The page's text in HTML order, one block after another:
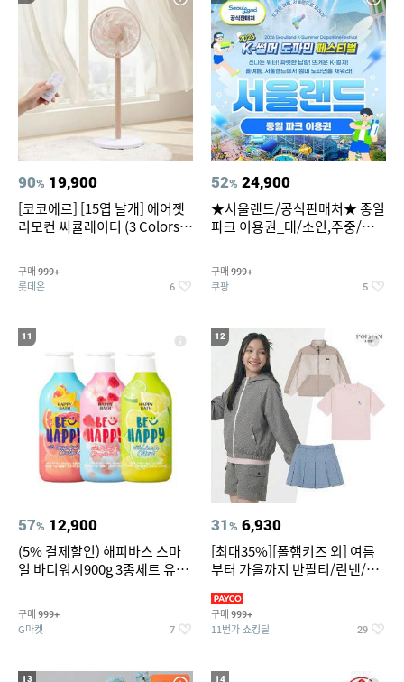
90% 19,900
[코코에르] [15엽 날개] 에어젯
리모컨 써큘레이터 (3 Colors
구매 999+
롯데온 6
52% 24,900
★서울랜드/공식판매처★ 종일
파크 이용권_대/소인,주중/주
구매 999+
쿠팡 5
11
57% 12,900
(5% 결제할인) 해피바스 스마
일 바디워시900g 3종세트 유
구매 999+
G마켓 7
12
31% 6,930
[최대35%][폴햄키즈 외] 여름
부터 가을까지 반팔티/린넨/맨
구매 999+
11번가 쇼킹딜 29
13 14